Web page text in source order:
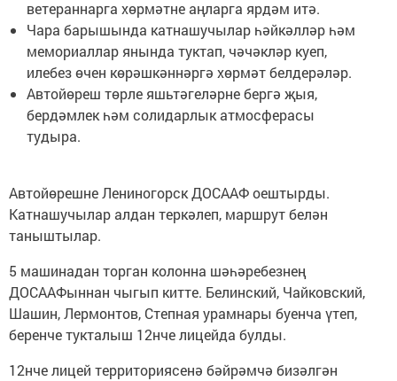
ветераннарга хөрмәтне аңларга ярдәм итә.
Чара барышында катнашучылар һәйкәлләр һәм
мемориаллар янында туктап, чәчәкләр куеп,
илебез өчен көрәшкәннәргә хөрмәт белдерәләр.
Автойөреш төрле яшьтәгеләрне бергә җыя,
бердәмлек һәм солидарлык атмосферасы
тудыра.
Автойөрешне Лениногорск ДОСААФ оештырды.
Катнашучылар алдан теркәлеп, маршрут белән
таныштылар.
5 машинадан торган колонна шәһәребезнең
ДОСААФыннан чыгып китте. Белинский, Чайковский,
Шашин, Лермонтов, Степная урамнары буенча үтеп,
беренче тукталыш 12нче лицейда булды.
12нче лицей территориясенә бәйрәмчә бизәлгән